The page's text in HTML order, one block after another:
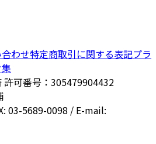
わせ特定商取引に関する表記プラ
許可番号：305479904432
03-5689-0098 / E-mail: